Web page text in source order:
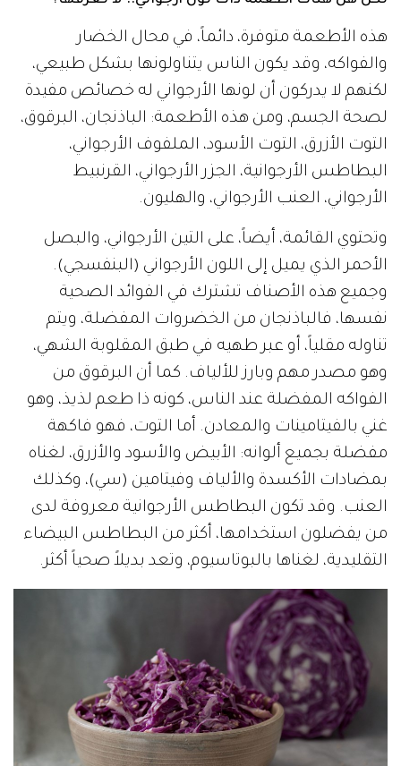
هذه الأطعمة متوفرة، دائماً، في محال الخضار
والفواكه، وقد يكون الناس يتناولونها بشكل طبيعي،
لكنهم لا يدركون أن لونها الأرجواني له خصائص مفيدة
لصحة الجسم، ومن هذه الأطعمة: الباذنجان، البرقوق،
التوت الأزرق، التوت الأسود، الملفوف الأرجواني،
البطاطس الأرجوانية، الجزر الأرجواني، القرنبيط
الأرجواني، العنب الأرجواني، والهليون.
وتحتوي القائمة، أيضاً، على التين الأرجواني، والبصل
الأحمر الذي يميل إلى اللون الأرجواني (البنفسجي).
وجميع هذه الأصناف تشترك في الفوائد الصحية
نفسها، فالباذنجان من الخضروات المفضلة، ويتم
تناوله مقلياً، أو عبر طهيه في طبق المقلوبة الشهي،
وهو مصدر مهم وبارز للألياف. كما أن البرقوق من
الفواكه المفضلة عند الناس، كونه ذا طعم لذيذ، وهو
غني بالفيتامينات والمعادن. أما التوت، فهو فاكهة
مفضلة بجميع ألوانه: الأبيض والأسود والأزرق، لغناه
بمضادات الأكسدة والألياف وفيتامين (سي)، وكذلك
العنب. وقد تكون البطاطس الأرجوانية معروفة لدى
من يفضلون استخدامها، أكثر من البطاطس البيضاء
التقليدية، لغناها بالبوتاسيوم، وتعد بديلاً صحياً أكثر.